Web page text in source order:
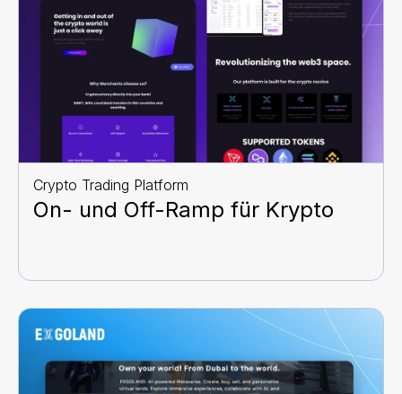
Crypto Trading Platform
On- und Off-Ramp für Krypto